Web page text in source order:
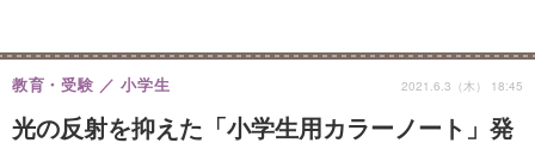
光の反射を抑えた「小学生用カラーノート」発
教育・受験 小学生 2021.6.3（木） 18:45